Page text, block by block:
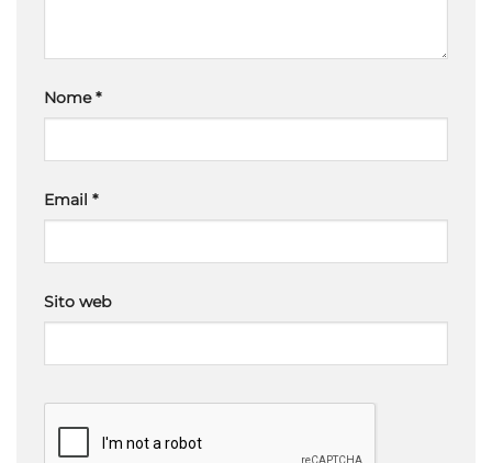
Nome*
Email *
Sito web